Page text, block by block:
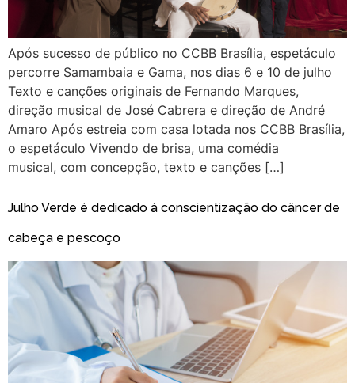
Após sucesso de público no CCBB Brasília, espetáculo
percorre Samambaia e Gama, nos dias 6 e 10 de julho
Texto e canções originais de Fernando Marques,
direção musical de José Cabrera e direção de André
Amaro Após estreia com casa lotada nos CCBB Brasília,
o espetáculo Vivendo de brisa, uma comédia
musical, com concepção, texto e canções […]
Julho Verde é dedicado à conscientização do câncer de
cabeça e pescoço